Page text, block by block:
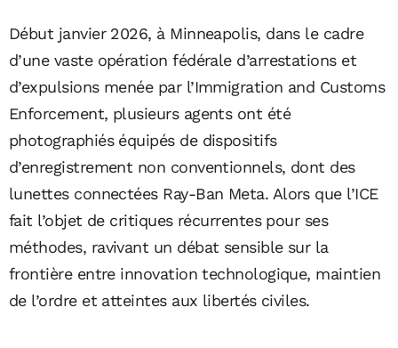
Début janvier 2026, à Minneapolis, dans le cadre
d’une vaste opération fédérale d’arrestations et
d’expulsions menée par l’Immigration and Customs
Enforcement, plusieurs agents ont été
photographiés équipés de dispositifs
d’enregistrement non conventionnels, dont des
lunettes connectées Ray-Ban Meta. Alors que l’ICE
fait l’objet de critiques récurrentes pour ses
méthodes, ravivant un débat sensible sur la
frontière entre innovation technologique, maintien
de l’ordre et atteintes aux libertés civiles.